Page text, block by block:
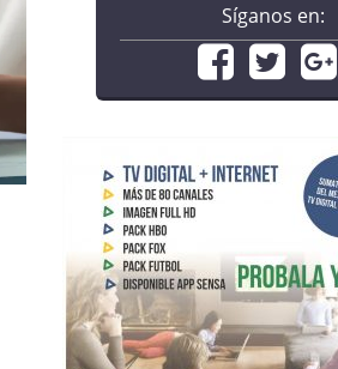
Síganos en: